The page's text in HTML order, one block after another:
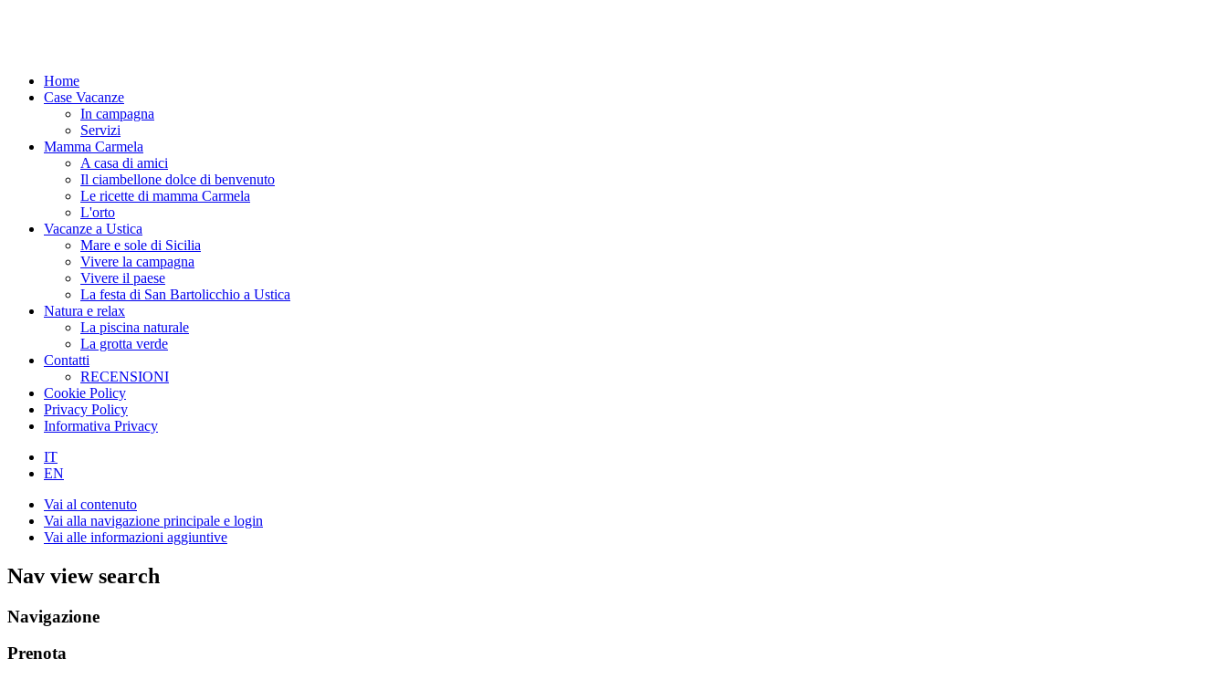
Home
Case Vacanze
In campagna
Servizi
Mamma Carmela
A casa di amici
Il ciambellone dolce di benvenuto
Le ricette di mamma Carmela
L'orto
Vacanze a Ustica
Mare e sole di Sicilia
Vivere la campagna
Vivere il paese
La festa di San Bartolicchio a Ustica
Natura e relax
La piscina naturale
La grotta verde
Contatti
RECENSIONI
Cookie Policy
Privacy Policy
Informativa Privacy
IT
EN
Vai al contenuto
Vai alla navigazione principale e login
Vai alle informazioni aggiuntive
Nav view search
Navigazione
Prenota